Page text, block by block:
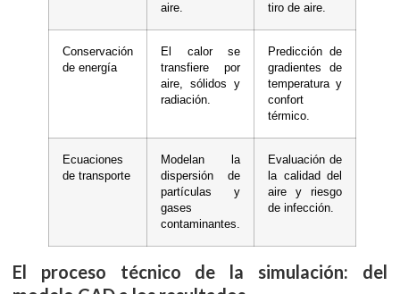
aire.
tiro de aire.
Conservación
de energía
El calor se
transfiere por
aire, sólidos y
radiación.
Predicción de
gradientes de
temperatura y
confort
térmico.
Ecuaciones
de transporte
Modelan la
dispersión de
partículas y
gases
contaminantes.
Evaluación de
la calidad del
aire y riesgo
de infección.
El proceso técnico de la simulación: del